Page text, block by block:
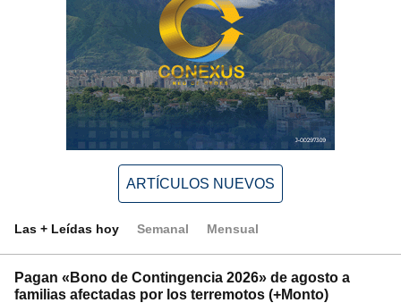
ARTÍCULOS NUEVOS
Las + Leídas hoy Semanal Mensual
Pagan «Bono de Contingencia 2026» de agosto a
familias afectadas por los terremotos (+Monto)